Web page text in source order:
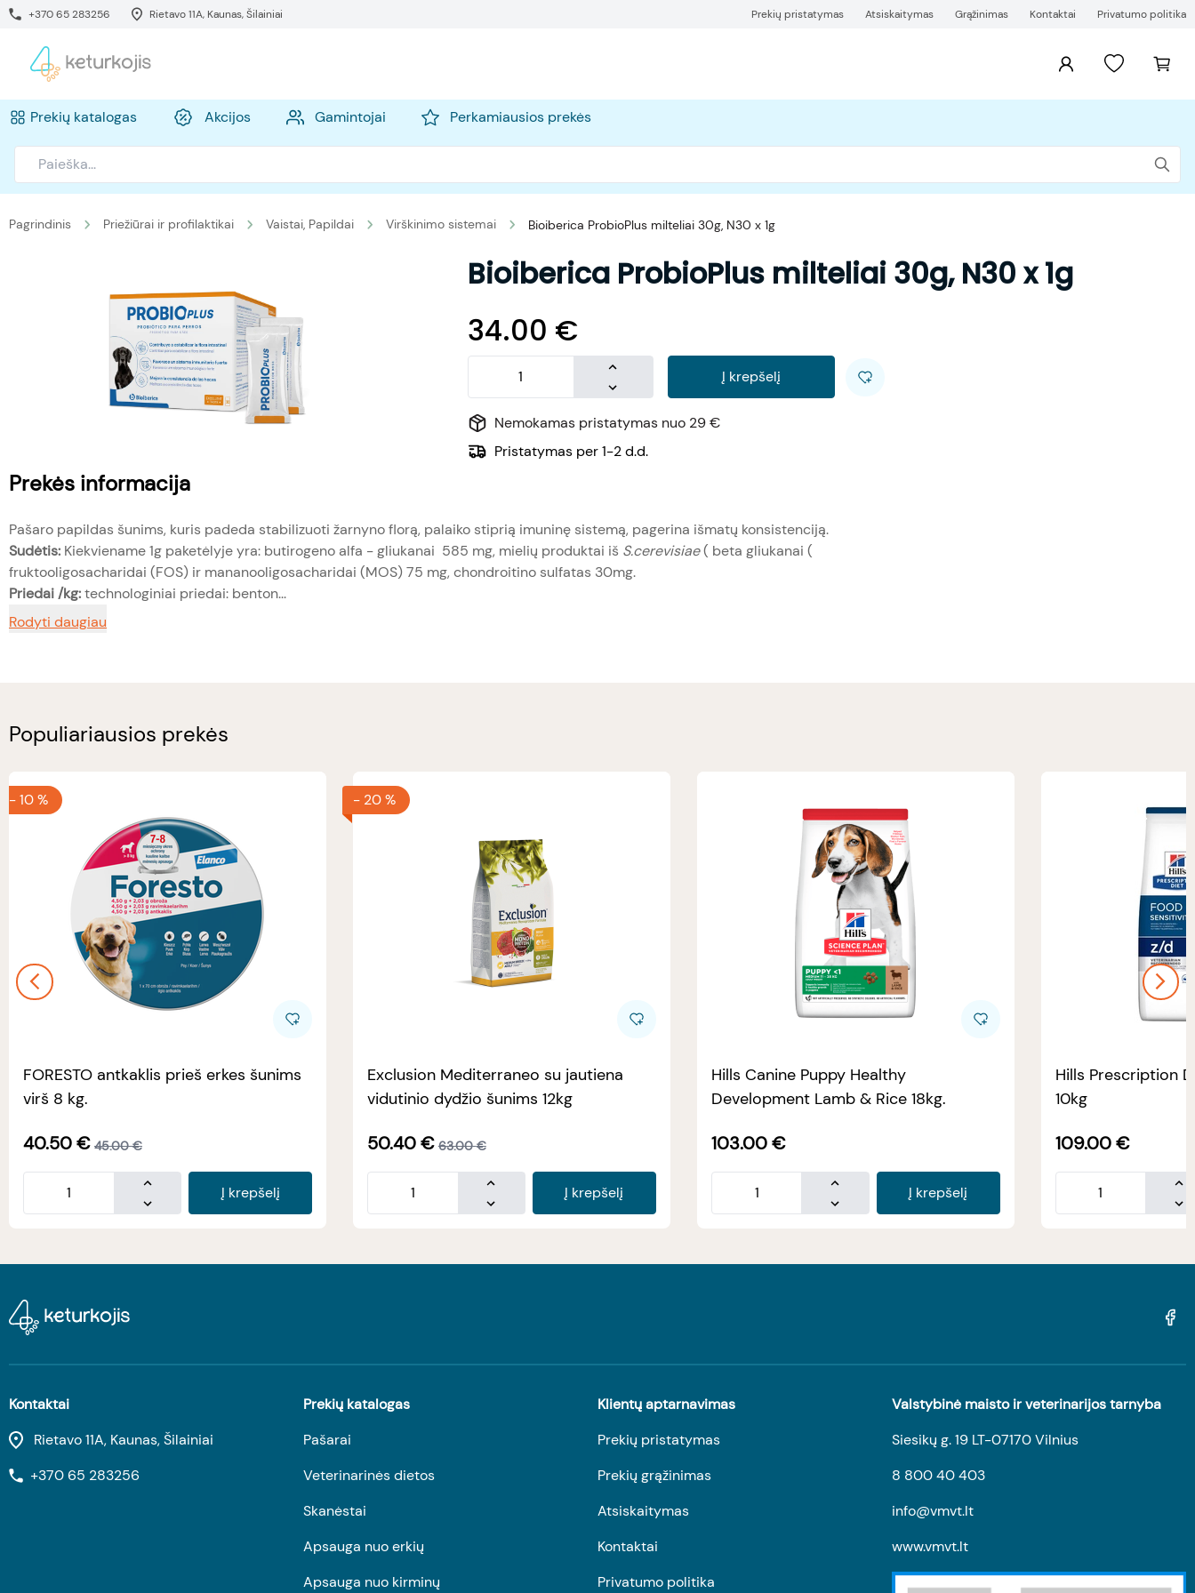
+370 65 283256 Rietavo 11A, Kaunas, Šilainiai Prekių pristatymas Atsiskaitymas Grąžinimas Kontaktai Privatumo politika
Prekių katalogas Akcijos Gamintojai Perkamiausios prekės
Pagrindinis Priežiūrai ir profilaktikai Vaistai, Papildai Virškinimo sistemai Bioiberica ProbioPlus milteliai 30g, N30 x 1g
Bioiberica ProbioPlus milteliai 30g, N30 x 1g
34.00 €
Į krepšelį
Nemokamas pristatymas nuo 29 €
Pristatymas per 1-2 d.d.
Prekės informacija
Pašaro papildas šunims, kuris padeda stabilizuoti žarnyno florą, palaiko stiprią imuninę sistemą, pagerina išmatų konsistenciją.
Sudėtis: Kiekviename 1g paketėlyje yra: butirogeno alfa - gliukanai 585 mg, mielių produktai iš S.cerevisiae( beta gliukanai (
fruktooligosacharidai (FOS) ir mananooligosacharidai (MOS) 75 mg, chondroitino sulfatas 30mg.
Priedai /kg:technologiniai priedai: benton...
Rodyti daugiau
Populiariausios prekės
-10 %
FORESTO antkaklis prieš erkes šunims
virš 8 kg.
40.50€ 45.00 €
Į krepšelį
- 20 %
Exclusion Mediterraneo su jautiena
vidutinio dydžio šunims 12kg
50.40€ 63.00 €
Į krepšelį
Hills Canine Puppy Healthy
Development Lamb & Rice 18kg.
103.00 €
Į krepšelį
Hills Prescription
10kg
109.00 €
Kontaktai
Rietavo 11A, Kaunas, Šilainiai
+370 65 283256
Prekių katalogas
Pašarai
Veterinarinės dietos
Skanėstai
Apsauga nuo erkių
Apsauga nuo kirminų
Klientų aptarnavimas
Prekių pristatymas
Prekių grąžinimas
Atsiskaitymas
Kontaktai
Privatumo politika
Valstybinė maisto ir veterinarijos tarnyba
Siesikų g. 19 LT-07170 Vilnius
8 800 40 403
info@vmvt.lt
www.vmvt.lt